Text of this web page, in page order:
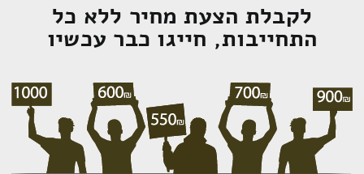
לקבלת הצעת מחיר ללא כל
התחייבות, חייגו כבר עכשיו